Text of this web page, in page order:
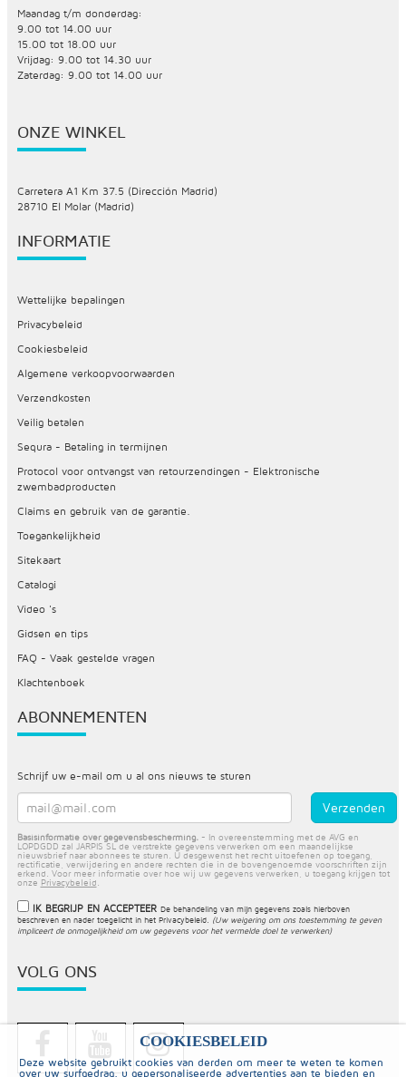
COOKIESBELEID
Deze website gebruikt cookies van derden om meer te weten te komen
over uw surfgedrag, u gepersonaliseerde advertenties aan te bieden en
Maandag t/m donderdag:
9.00 tot 14.00 uur
15.00 tot 18.00 uur
Vrijdag: 9.00 tot 14.30 uur
Zaterdag: 9.00 tot 14.00 uur
ONZE WINKEL
Carretera A1 Km 37.5 (Dirección Madrid)
28710 El Molar (Madrid)
INFORMATIE
Wettelijke bepalingen
Privacybeleid
Cookiesbeleid
Algemene verkoopvoorwaarden
Verzendkosten
Veilig betalen
Sequra - Betaling in termijnen
Protocol voor ontvangst van retourzendingen - Elektronische
zwembadproducten
Claims en gebruik van de garantie.
Toegankelijkheid
Sitekaart
Catalogi
Video 's
Gidsen en tips
FAQ - Vaak gestelde vragen
Klachtenboek
ABONNEMENTEN
Schrijf uw e-mail om u al ons nieuws te sturen
Basisinformatie over gegevensbescherming. - In overeenstemming met de AVG en
LOPDGDD zal JARPIS SL de verstrekte gegevens verwerken om een maandelijkse
nieuwsbrief naar abonnees te sturen. U desgewenst het recht uitoefenen op toegang,
rectificatie, verwijdering en andere rechten die in de bovengenoemde voorschriften zijn
erkend. Voor meer informatie over hoe wij uw gegevens verwerken, u toegang krijgen tot
onze Privacybeleid
IK BEGRIJP EN ACCEPTEER De behandeling van mijn gegevens zoals hierboven
beschreven en nader toegelicht in het Privacybeleid.
(Uw weigering om ons toestemming te geven
impliceert de onmogelijkheid om uw gegevens voor het vermelde doel te verwerken)
VOLG ONS